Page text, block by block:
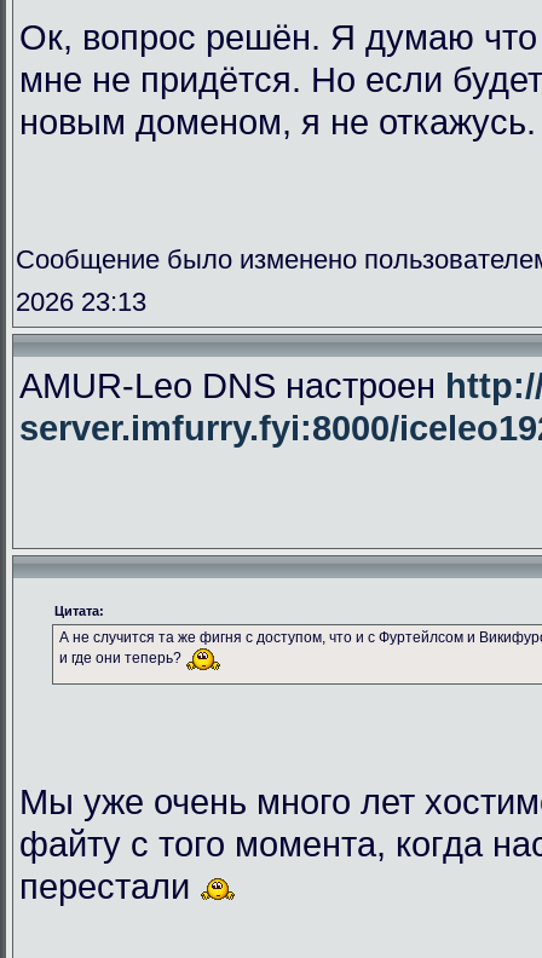
Ок, вопрос решён. Я думаю что
мне не придётся. Но если
новым доменом, я не откажусь.
Сообщение было изменено
2026 23:13
AMUR-Leo DNS настроен
server.imfurry.fyi:8000/
Цитата:
А не случится та же фигня с доступом, что и с Фуртейлсом и
и где они теперь?
Мы уже очень много лет
файту с того момента, когда
перестали